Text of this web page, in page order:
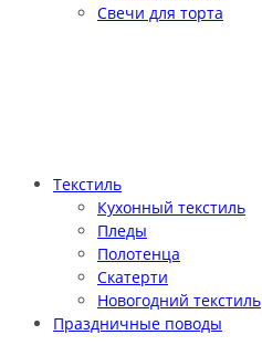
Свечи для торта
Текстиль
Кухонный текстиль
Пледы
Полотенца
Скатерти
Новогодний текстиль
Праздничные поводы